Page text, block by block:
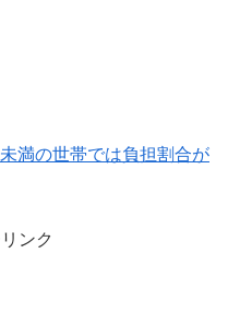
満の世帯では負担割合が
ンク